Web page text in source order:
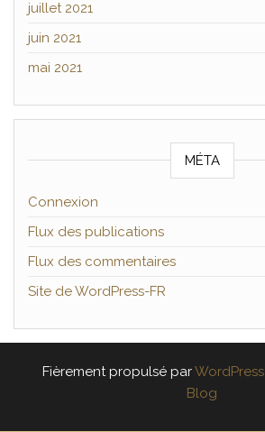
juillet 2021
juin 2021
mai 2021
MÉTA
Connexion
Flux des publications
Flux des commentaires
Site de WordPress-FR
Fièrement propulsé parWordPress
Blog